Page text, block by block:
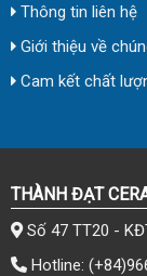
Thông tin liên hệ
Giới thiệu về
Cam kết chất
THÀNH ĐẠT
Số 47 TT20 -
Hotline: